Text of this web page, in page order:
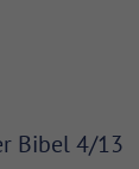
Bibel 4/13